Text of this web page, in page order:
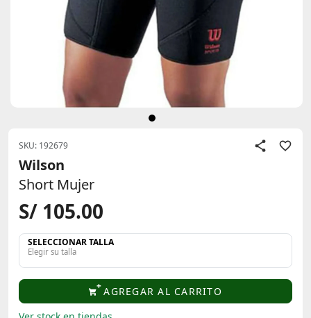
SKU: 192679
Wilson
Short Mujer
S/ 105.00
SELECCIONAR TALLA
Elegir su talla
AGREGAR AL CARRITO